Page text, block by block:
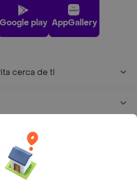
Google play AppGallery
cerca de ti